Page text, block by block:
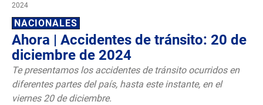
2024
NACIONALES
Ahora | Accidentes de tránsito: 20 de
diciembre de 2024
Te presentamos los accidentes de tránsito ocurridos en
diferentes partes del país, hasta este instante, en el
viernes 20 de diciembre.